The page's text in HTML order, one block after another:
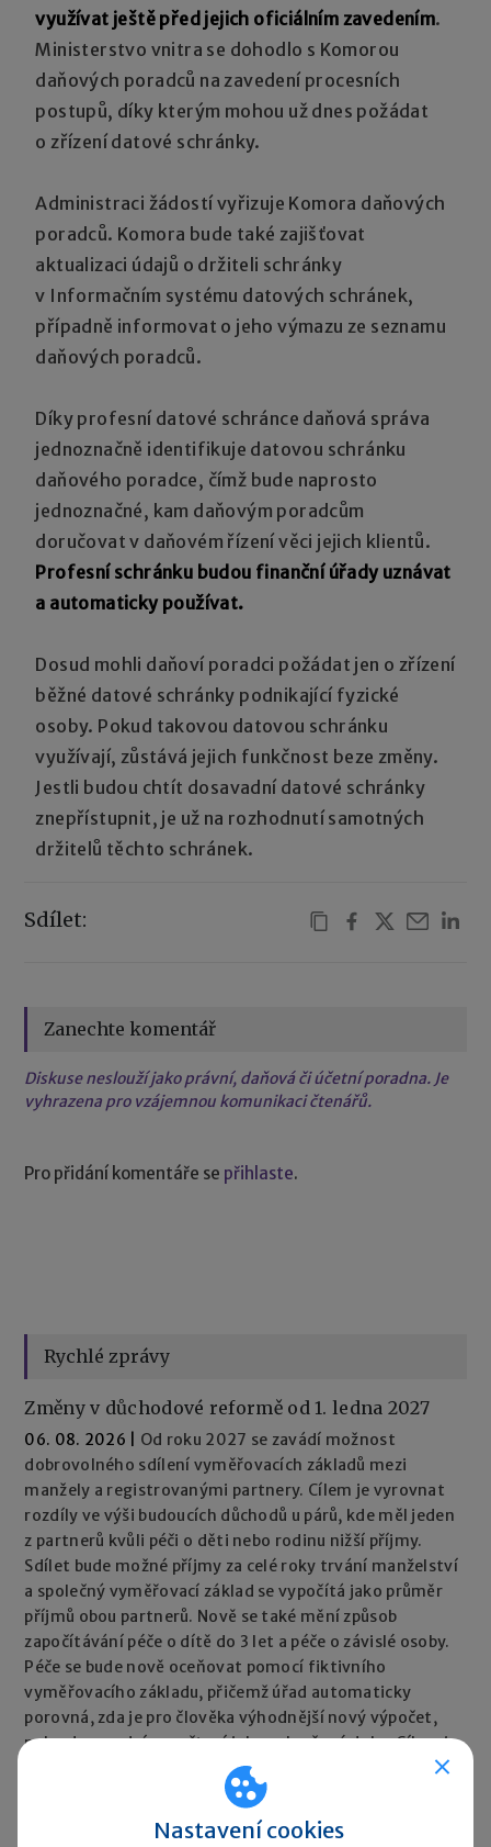
využívat ještě před jejich oficiálním zavedením.
Ministerstvo vnitra se dohodlo s Komorou
daňových poradců na zavedení procesních
postupů, díky kterým mohou už dnes požádat
o zřízení datové schránky.
Administraci žádostí vyřizuje Komora daňových
poradců. Komora bude také zajišťovat
aktualizaci údajů o držiteli schránky
v Informačním systému datových schránek,
případně informovat o jeho výmazu ze seznamu
daňových poradců.
Díky profesní datové schránce daňová správa
jednoznačně identifikuje datovou schránku
daňového poradce, čímž bude naprosto
jednoznačné, kam daňovým poradcům
doručovat v daňovém řízení věci jejich klientů.
Profesní schránku budou finanční úřady uznávat
a automaticky používat.
Dosud mohli daňoví poradci požádat jen o zřízení
běžné datové schránky podnikající fyzické
osoby. Pokud takovou datovou schránku
využívají, zůstává jejich funkčnost beze změny.
Jestli budou chtít dosavadní datové schránky
znepřístupnit, je už na rozhodnutí samotných
držitelů těchto schránek.
Sdílet:
Zanechte komentář
Diskuse neslouží jako právní, daňová či účetní poradna. Je
vyhrazena pro vzájemnou komunikaci čtenářů.
Pro přidání komentáře se přihlaste.
Rychlé zprávy
Změny v důchodové reformě od 1. ledna 2027
06. 08. 2026
Od roku 2027 se zavádí možnost
dobrovolného sdílení vyměřovacích základů mezi
manžely a registrovanými partnery. Cílem je vyrovnat
rozdíly ve výši budoucích důchodů u párů, kde měl jeden
z partnerů kvůli péči o děti nebo rodinu nižší příjmy.
Sdílet bude možné příjmy za celé roky trvání manželství
a společný vyměřovací základ se vypočítá jako průměr
příjmů obou partnerů. Nově se také mění způsob
započítávání péče o dítě do 3 let a péče o závislé osoby.
Péče se bude nově oceňovat pomocí fiktivního
vyměřovacího základu, přičemž úřad automaticky
porovná, zda je pro člověka výhodnější nový výpočet,
nebo dosavadní započtení jako vyloučené doby. Cílem je,
aby péče neměla negativní dopad na výši důchodu.
Nastavení cookies